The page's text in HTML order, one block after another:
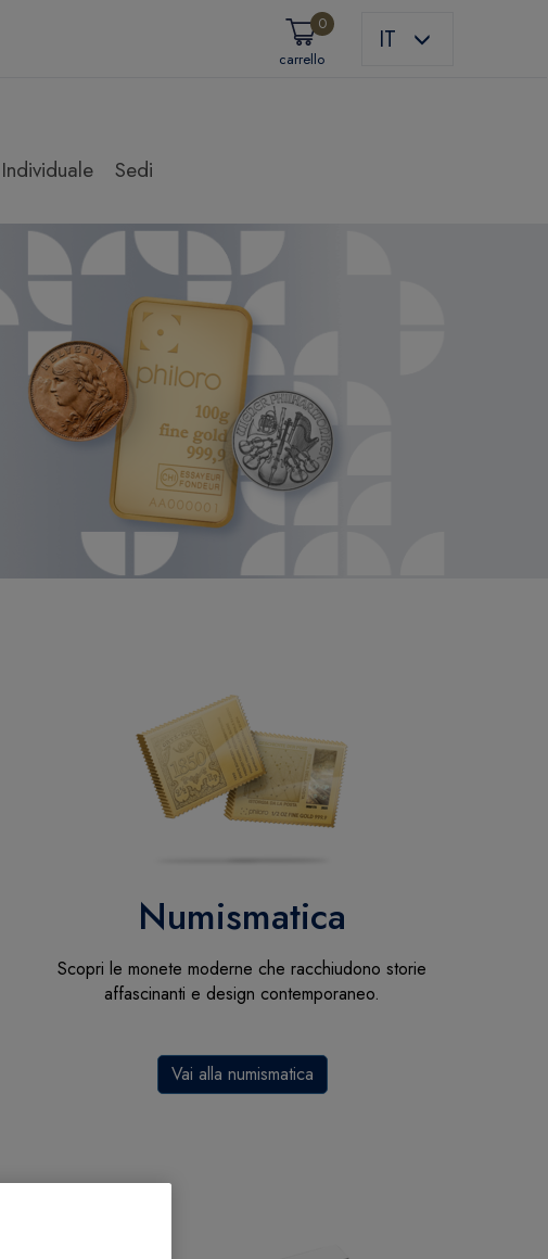
IT
carrello
0
Individuale Sedi
Numismatica
Scopri le monete moderne che racchiudono storie
affascinanti e design contemporaneo.
Vai alla numismatica